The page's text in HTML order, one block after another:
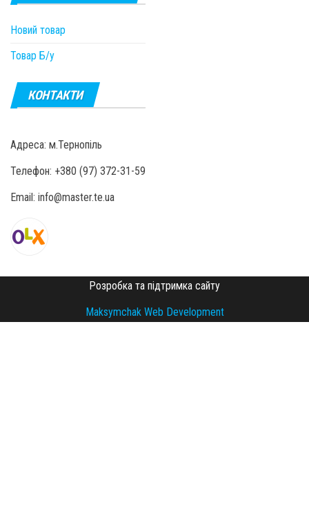
Новий товар
Товар Б/у
КОНТАКТИ
Адреса: м.Тернопіль
Телефон: +380 (97) 372-31-59
Email: info@master.te.ua
Розробка та підтримка сайту
Maksymchak Web Development